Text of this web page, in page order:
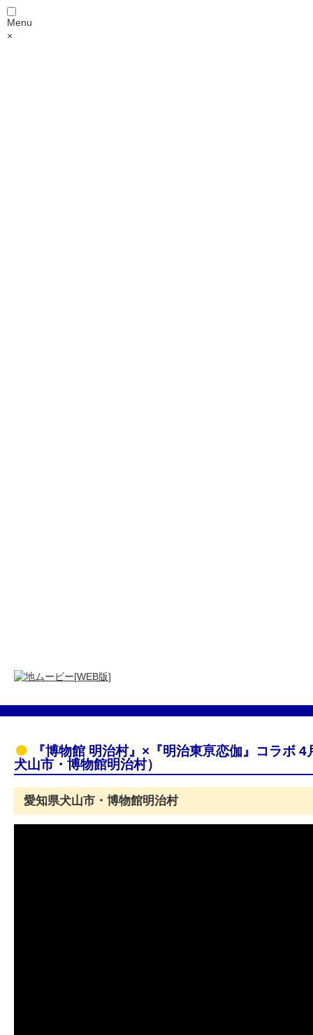
Menu
×
『博物館 明治村』×『明治東亰恋伽』コラボ
犬山市・博物館明治村）
愛知県犬山市・博物館明治村